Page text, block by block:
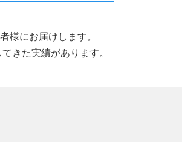
様にお届けします。
きた実績があります。